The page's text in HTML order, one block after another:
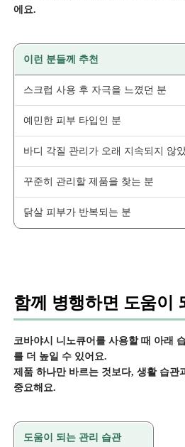
에요.
이런 분들께 추천
스크럽 사용 후 자극을 느꼈던 분
예민한 피부 타입인 분
바디 각질 관리가 오래 지속되지 않
꾸준히 관리할 제품을 찾는 분
닭살 피부가 반복되는 분
함께 병행하면 도움이
코바야시 니노큐어를 사용할 때 아래
를 더 높일 수 있어요.
제품 하나만 바르는 것보다, 생활 습관
중요해요.
도움이 되는 관리 습관